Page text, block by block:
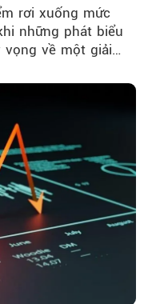
rơi xuống mức
những phát biểu
vọng về một giải